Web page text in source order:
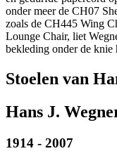
onder meer de CH07
zoals de CH445 Wing
Lounge Chair, liet
bekleding onder de knie
Stoelen van
Hans J.
1914 - 2007